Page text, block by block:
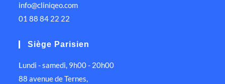
info@cliniqeo.com
01 88 84 22 22
Siège Parisien
Lundi - samedi, 9h00 - 20h00
88 avenue de Ternes,